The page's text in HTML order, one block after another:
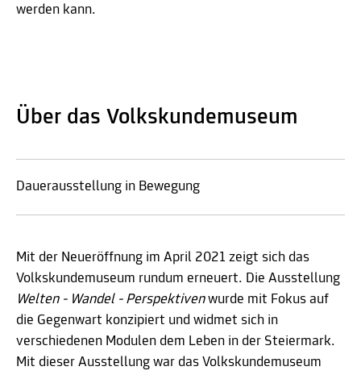
werden kann.
Über das Volkskundemuseum
Dauerausstellung in Bewegung
Mit der Neueröffnung im April 2021 zeigt sich das
Volkskundemuseum rundum erneuert. Die Ausstellung
Welten - Wandel - Perspektivenwurde mit Fokus auf
die Gegenwart konzipiert und widmet sich in
verschiedenen Modulen dem Leben in der Steiermark.
Mit dieser Ausstellung war das Volkskundemuseum